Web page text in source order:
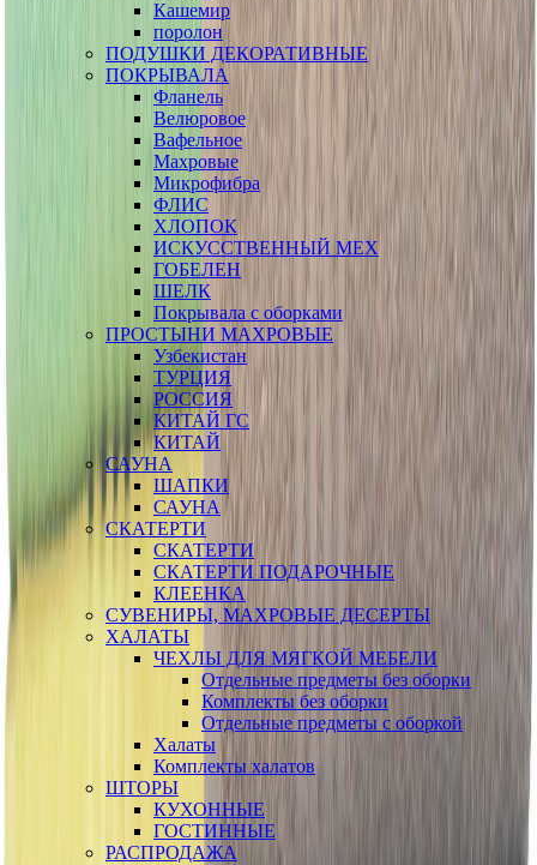
Кашемир
поролон
ПОДУШКИ ДЕКОРАТИВНЫЕ
ПОКРЫВАЛА
Фланель
Велюровое
Вафельное
Махровые
Микрофибра
ФЛИС
ХЛОПОК
ИСКУССТВЕННЫЙ МЕХ
ГОБЕЛЕН
ШЕЛК
Покрывала с оборками
ПРОСТЫНИ МАХРОВЫЕ
Узбекистан
ТУРЦИЯ
РОССИЯ
КИТАЙ ГС
КИТАЙ
САУНА
ШАПКИ
САУНА
СКАТЕРТИ
СКАТЕРТИ
СКАТЕРТИ ПОДАРОЧНЫЕ
КЛЕЕНКА
СУВЕНИРЫ, МАХРОВЫЕ ДЕСЕРТЫ
ХАЛАТЫ
ЧЕХЛЫ ДЛЯ МЯГКОЙ МЕБЕЛИ
Отдельные предметы без оборки
Комплекты без оборки
Отдельные предметы с оборкой
Халаты
Комплекты халатов
ШТОРЫ
КУХОННЫЕ
ГОСТИННЫЕ
РАСПРОДАЖА